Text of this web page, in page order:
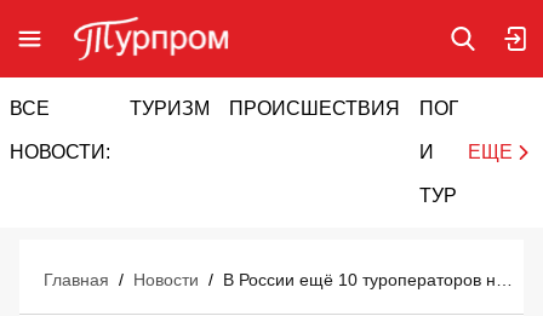
ВСЕ
НОВОСТИ:
ТУРИЗМ ПРОИСШЕСТВИЯ ПОГОДА
И
ТУРИЗМ
ЕЩЕ
Главная / Новости /